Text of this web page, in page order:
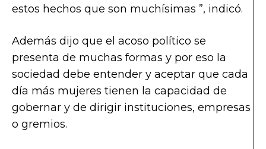
estos hechos que son muchísimas ”, indicó.
Además dijo que el acoso político se
presenta de muchas formas y por eso la
sociedad debe entender y aceptar que cada
día más mujeres tienen la capacidad de
gobernar y de dirigir instituciones, empresas
o gremios.